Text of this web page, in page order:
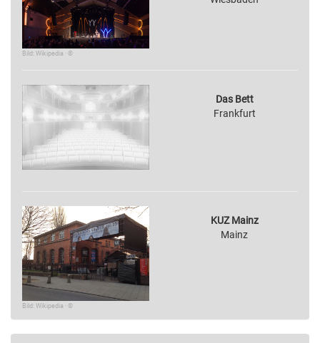
Bild: Wikipedia · ©
Das Bett
Frankfurt
Bild: Wikipedia · ©
KUZ Mainz
Mainz